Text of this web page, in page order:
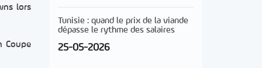
lors
Coupe
Tunisie : quand le prix de la viande
dépasse le rythme des salaires
25-05-2026